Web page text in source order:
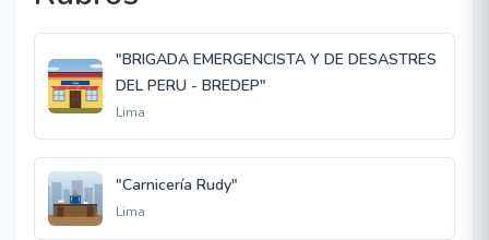
"BRIGADA EMERGENCISTA Y DE DESASTRES
DEL PERU - BREDEP"
Lima
"Carnicería Rudy"
Lima